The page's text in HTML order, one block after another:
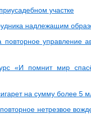
участке
надлежащим
управление
«И помнит мир
на сумму более 5
нетрезвое